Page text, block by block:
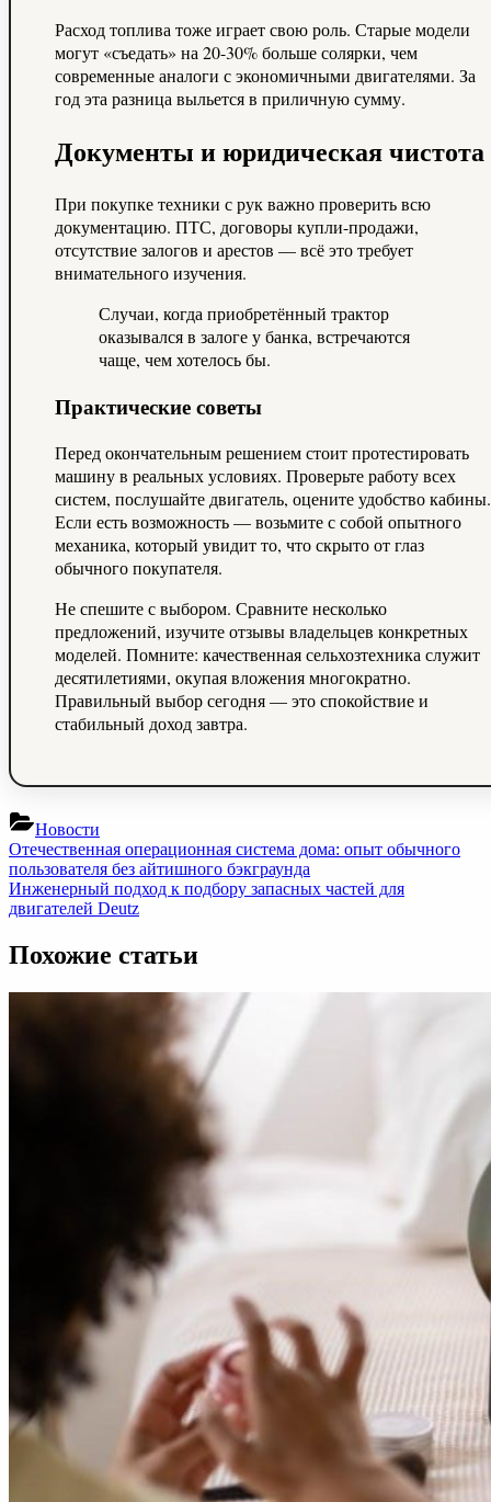
Расход топлива тоже играет свою роль. Старые модели
могут «съедать» на 20-30% больше солярки, чем
современные аналоги с экономичными двигателями. За
год эта разница выльется в приличную сумму.
Документы и юридическая чистота
При покупке техники с рук важно проверить всю
документацию. ПТС, договоры купли-продажи,
отсутствие залогов и арестов — всё это требует
внимательного изучения.
Случаи, когда приобретённый трактор
оказывался в залоге у банка, встречаются
чаще, чем хотелось бы.
Практические советы
Перед окончательным решением стоит протестировать
машину в реальных условиях. Проверьте работу всех
систем, послушайте двигатель, оцените удобство кабины.
Если есть возможность — возьмите с собой опытного
механика, который увидит то, что скрыто от глаз
обычного покупателя.
Не спешите с выбором. Сравните несколько
предложений, изучите отзывы владельцев конкретных
моделей. Помните: качественная сельхозтехника служит
десятилетиями, окупая вложения многократно.
Правильный выбор сегодня — это спокойствие и
стабильный доход завтра.
Новости
Навигация
по
записям
Previous
Post:
Отечественная операционная система дома: опыт обычного
пользователя без айтишного бэкграунда
Next
Post:
Инженерный подход к подбору запасных частей для
двигателей Deutz
Похожие статьи